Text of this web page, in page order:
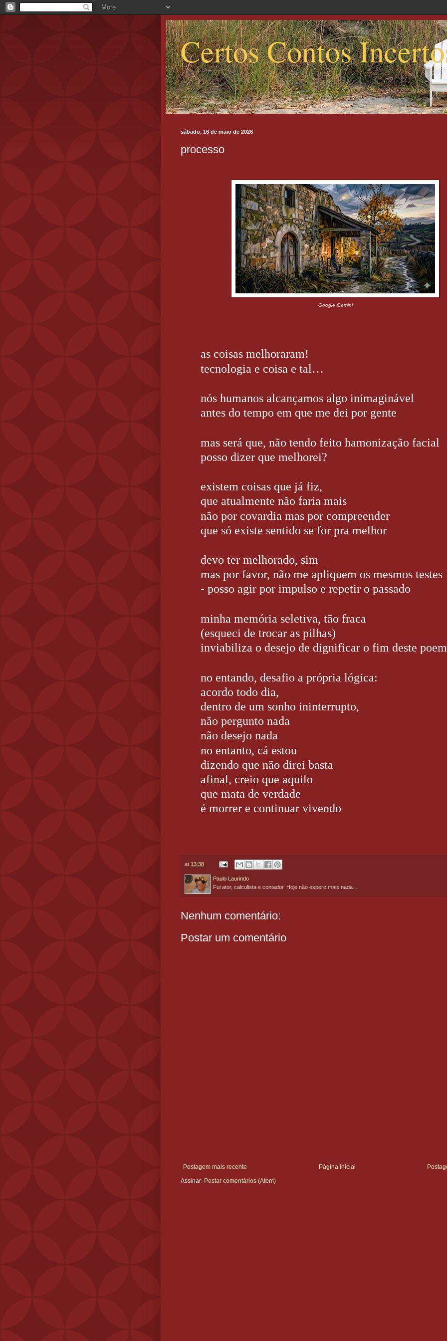
Certos Contos
sábado, 16 de maio de 2026
processo
Google Gemini
as coisas melhoraram!
tecnologia e coisa e tal…
nós humanos alcançamos algo inimaginável
antes do tempo em que me dei por gente
mas será que, não tendo feito hamonização facial
posso dizer que melhorei?
existem coisas que já fiz,
que atualmente não faria mais
não por covardia mas por compreender
que só existe sentido se for pra melhor
devo ter melhorado, sim
mas por favor, não me apliquem os mesmos testes
- posso agir por impulso e repetir o passado
minha memória seletiva, tão fraca
(esqueci de trocar as pilhas)
inviabiliza o desejo de dignificar o fim deste
no entando, desafio a própria lógica:
acordo todo dia,
dentro de um sonho ininterrupto,
não pergunto nada
não desejo nada
no entanto, cá estou
dizendo que não direi basta
afinal, creio que aquilo
que mata de verdade
é morrer e continuar vivendo
at 13:38
Paulo Laurindo
Fui ator, calculista e contador. Hoje não espero mais nada...
Nenhum comentário:
Postar um comentário
Postagem mais recente
Página inicial
Assinar: Postar comentários (Atom)